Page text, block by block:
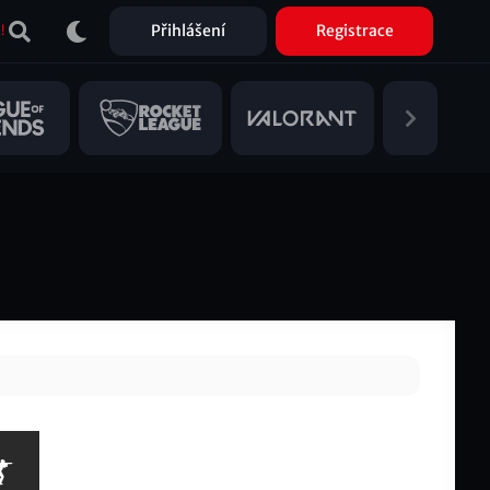
Přihlášení Registrace